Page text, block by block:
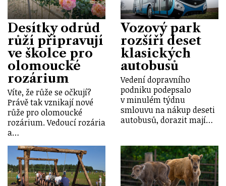
Desítky odrůd
růží připravují
ve školce pro
olomoucké
rozárium
Víte, že růže se očkují?
Právě tak vznikají nové
růže pro olomoucké
rozárium. Vedoucí rozária
a…
Vozový park
rozšíří deset
klasických
autobusů
Vedení dopravního
podniku podepsalo
v minulém týdnu
smlouvu na nákup deseti
autobusů, dorazit mají…